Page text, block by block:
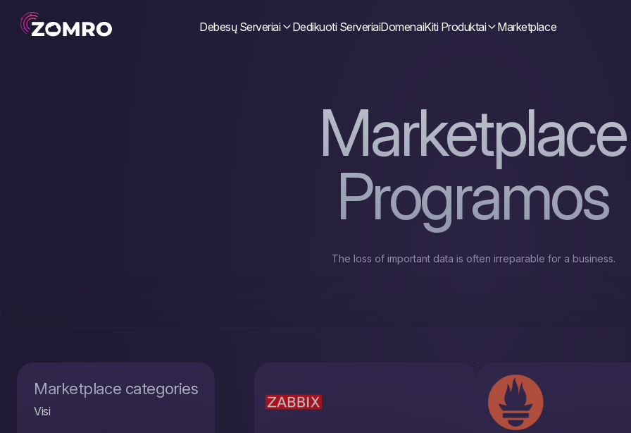
Debesų Serveriai Dedikuoti ServeriaiDomenaiKiti Produktai Marketplace
Marketplace
Рrogramos
The loss of important data is often irreparable for a business.
Marketplace categories
Visi